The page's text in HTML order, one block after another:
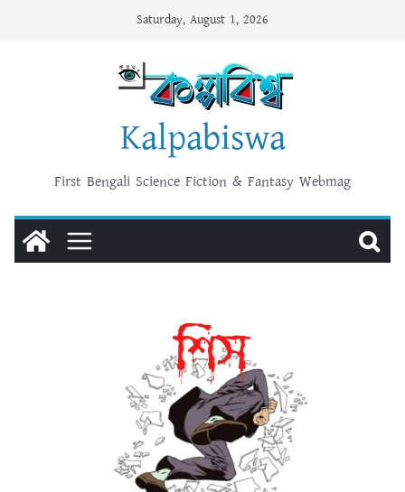
Saturday, August 1, 2026
Kalpabiswa
First Bengali Science Fiction & Fantasy Webmag